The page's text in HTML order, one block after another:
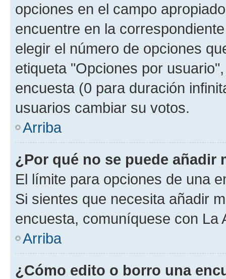
opciones en el campo
encuentre en la
elegir el número de opciones
etiqueta "Opciones por
encuesta (0 para duración
usuarios cambiar su votos.
Arriba
¿Por qué no se puede añadir
El límite para opciones de una
Si sientes que necesita añadir
encuesta, comuníquese con La
Arriba
¿Cómo edito o borro una